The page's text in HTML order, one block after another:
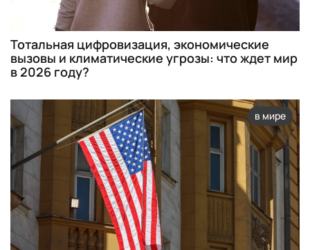
Тотальная цифровизация, экономические
вызовы и климатические угрозы: что ждет мир
в 2026 году?
в мире